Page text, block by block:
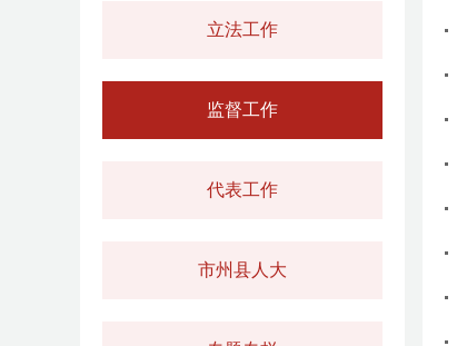
立法工作
监督工作
代表工作
市州县人大